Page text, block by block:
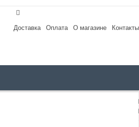
Доставка Оплата О магазине Контакты